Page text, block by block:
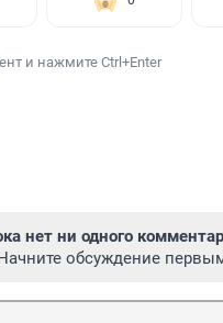
и нажмите Ctrl+Enter
нет ни одного
обсуждение